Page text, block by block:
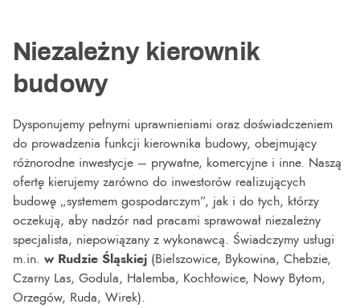
Niezależny kierownik
budowy
Dysponujemy pełnymi uprawnieniami oraz doświadczeniem
do prowadzenia funkcji kierownika budowy, obejmujący
różnorodne inwestycje – prywatne, komercyjne i inne. Naszą
ofertę kierujemy zarówno do inwestorów realizujących
budowę „systemem gospodarczym”, jak i do tych, którzy
oczekują, aby nadzór nad pracami sprawował niezależny
specjalista, niepowiązany z wykonawcą. Świadczymy usługi
m.in. w Rudzie Śląskiej (Bielszowice, Bykowina, Chebzie,
Czarny Las, Godula, Halemba, Kochłowice, Nowy Bytom,
Orzegów, Ruda, Wirek).